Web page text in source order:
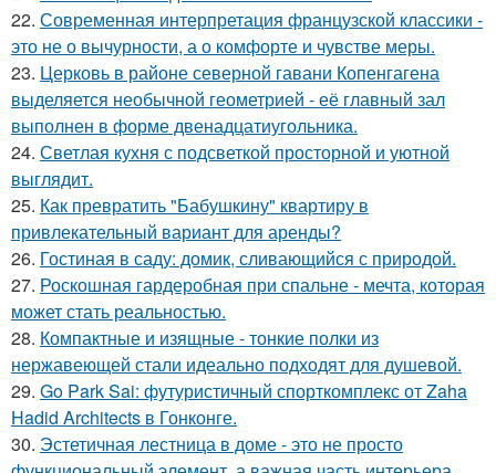
22. Современная интерпретация французской классики -
это не о вычурности, а о комфорте и чувстве меры.
23. Церковь в районе северной гавани Копенгагена
выделяется необычной геометрией - её главный зал
выполнен в форме двенадцатиугольника.
24. Светлая кухня с подсветкой просторной и уютной
выглядит.
25. Как превратить "Бабушкину" квартиру в
привлекательный вариант для аренды?
26. Гостиная в саду: домик, сливающийся с природой.
27. Роскошная гардеробная при спальне - мечта, которая
может стать реальностью.
28. Компактные и изящные - тонкие полки из
нержавеющей стали идеально подходят для душевой.
29. Go Park Sai: футуристичный спорткомплекс от Zaha
Hadid Architects в Гонконге.
30. Эстетичная лестница в доме - это не просто